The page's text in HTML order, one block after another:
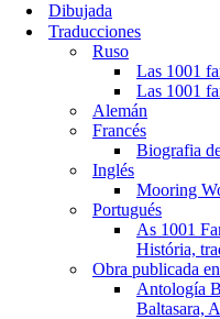
Dibujada
Traducciones
Ruso
Las 1001
Las 1001
Alemán
Francés
Biografia
Inglés
Mooring
Portugués
As 1001
História,
Obra publicada
Antología
Baltasara,